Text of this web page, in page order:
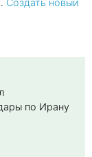
по Ирану